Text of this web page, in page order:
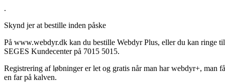
.
Skynd jer at bestille inden påske
På www.webdyr.dk kan du bestille Webdyr Plus, eller du kan ringe til
SEGES Kundecenter på 7015 5015.
Registrering af løbninger er let og gratis når man har webdyr+, man
en far på kalven.